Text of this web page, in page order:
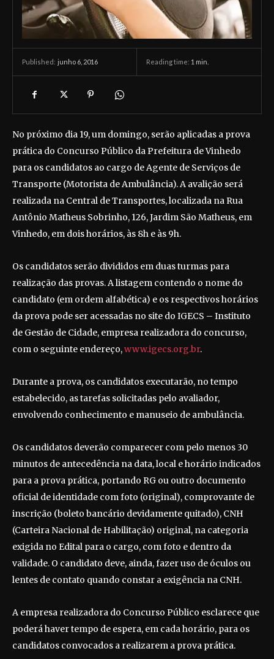
Published: junho 6, 2016 Reading time: 1 min.
No próximo dia 19, um domingo, serão aplicadas a prova
prática do Concurso Público da Prefeitura de Vinhedo
para os candidatos ao cargo de Agente de Serviços de
Transporte (Motorista de Ambulância). A avalição será
realizada na Central de Transportes, localizada na Rua
Antônio Matheus Sobrinho, 126, Jardim São Matheus, em
Vinhedo, em dois horários, às 8h e às 9h.
Os candidatos serão divididos em duas turmas para
realização das provas. A listagem contendo o nome do
candidato (em ordem alfabética) e os respectivos horários
da prova pode ser acessadas no site do IGECS – Instituto
de Gestão de Cidade, empresa realizadora do concurso,
com o seguinte endereço,www.igecs.org.br.
Durante a prova, os candidatos executarão, no tempo
estabelecido, as tarefas solicitadas pelo avaliador,
envolvendo conhecimento e manuseio de ambulância.
Os candidatos deverão comparecer com pelo menos 30
minutos de antecedência na data, local e horário indicados
para a prova prática, portando RG ou outro documento
oficial de identidade com foto (original), comprovante de
inscrição (boleto bancário devidamente quitado), CNH
(Carteira Nacional de Habilitação) original, na categoria
exigida no Edital para o cargo, com foto e dentro da
validade. O candidato deve, ainda, fazer uso de óculos ou
lentes de contato quando constar a exigência na CNH.
A empresa realizadora do Concurso Público esclarece que
poderá haver tempo de espera, em cada horário, para os
candidatos convocados a realizarem a prova prática.